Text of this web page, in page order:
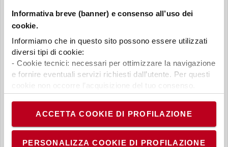
Informativa breve (banner) e consenso all’uso dei
cookie.
Informiamo che in questo sito possono essere utilizzati
diversi tipi di cookie:
- Cookie tecnici: necessari per ottimizzare la navigazione
e fornire eventuali servizi richiesti dall’utente. Per questi
cookie non occorre l’acquisizione del tuo consenso.
- Cookie analytics/statistici: equiparati ai tecnici, sono
aggregate, al fine di ottimizzare il sito. Per questi cookie
non occorre l’acquisizione del tuo consenso.
- Cookie di profilazione/marketing: sono utilizzati, solo
ACCETTA COOKIE DI PROFILAZIONE
PERSONALIZZA COOKIE DI PROFILAZIONE
oralmente o per iscritto, con ulteriori elementi ed
indicazioni, per soddisfare al meglio qualunque sua
assecondare l’evoluzione normativa.
Data:
19/
titolare del trattamento – Toyota Material Handling
Consenso ai sensi degli articoli 7-8-9 del,
Regolamento Europeo 2016/679 rilasciato dal
candidato che presenta il curriculum tramite il sito